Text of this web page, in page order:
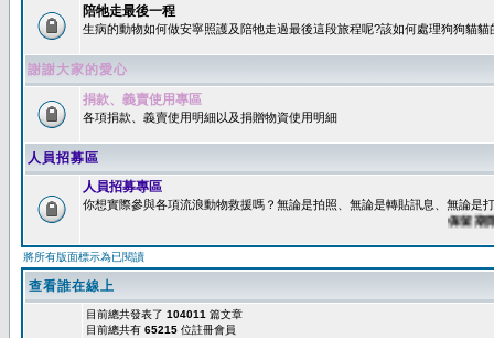
陪牠走最後一程
生病的動物如何做安寧照護及陪牠走過最後這段旅程呢?該如何處理狗狗貓貓
謝謝大家的愛心
捐款、義賣使用專區
各項捐款、義賣使用明細以及捐贈物資使用明細
人員招募區
人員招募專區
你想實際參與各項流浪動物救援嗎？無論是拍照、無論是轉貼訊息、無論是
保留期限：
將所有版面標示為已閱讀
查看誰在線上
目前總共發表了 104011 篇文章
目前總共有 65215 位註冊會員